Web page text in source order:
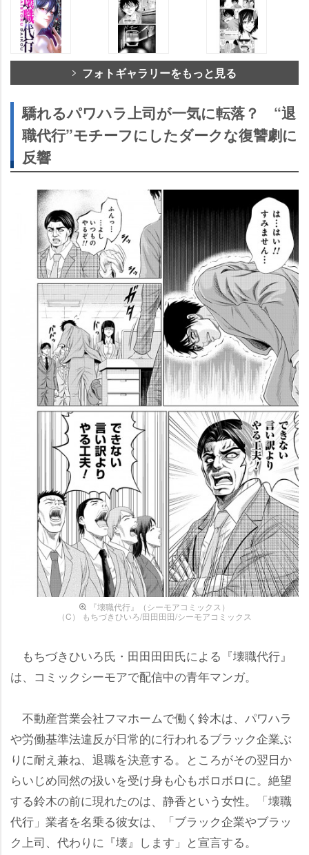
フォトギャラリーをもっと見る
驕れるパワハラ上司が一気に転落？ “退
職代行”モチーフにしたダークな復讐劇に
反響
『壊職代行』（シーモアコミックス）
（C） もちづきひいろ/田田田田/シーモアコミックス
もちづきひいろ氏・田田田田氏による『壊職代行』
は、コミックシーモアで配信中の青年マンガ。
不動産営業会社フマホームで働く鈴木は、パワハラ
労働基準法違反が日常的に行われるブラック企業ぶ
りに耐え兼ね、退職を決意する。ところがその翌日か
らいじめ同然の扱いを受け身も心もボロボロに。絶望
する鈴木の前に現れたのは、静香という女性。「壊職
代行」業者を名乗る彼女は、「ブラック企業やブラッ
ク上司、代わりに『壊』します」と宣言する。